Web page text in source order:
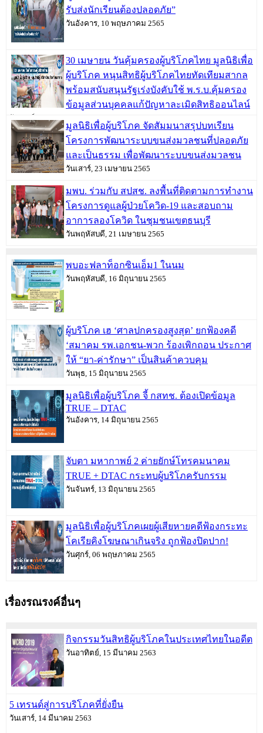
รับส่งนักเรียนต้องปลอดภัย”
วันอังคาร, 10 พฤษภาคม 2565
30 เมษายน วันคุ้มครองผู้บริโภคไทย มูลนิธิเพื่อ
ผู้บริโภค หนุนสิทธิผู้บริโภคไทยทัดเทียมสากล
พร้อมสนับสนุนรัฐเร่งบังคับใช้ พ.ร.บ.คุ้มครอง
ข้อมูลส่วนบุคคลแก้ปัญหาละเมิดสิทธิออนไลน์
มูลนิธิเพื่อผู้บริโภค จัดสัมมนาสรุปบทเรียน
โครงการพัฒนาระบบขนส่งมวลชนที่ปลอดภัย
และเป็นธรรม เพื่อพัฒนาระบบขนส่งมวลชน
วันเสาร์, 23 เมษายน 2565
มพบ. ร่วมกับ สปสช. ลงพื้นที่ติดตามการทำงาน
โครงการดูแลผู้ป่วยโควิด-19 และสอบถาม
อาการลองโควิด ในชุมชนเขตธนบุรี
วันพฤหัสบดี, 21 เมษายน 2565
พบอะฟลาท็อกซินเอ็ม1 ในนม
วันพฤหัสบดี, 16 มิถุนายน 2565
ผู้บริโภค เฮ ‘ศาลปกครองสูงสุด’ ยกฟ้องคดี
‘สมาคม รพ.เอกชน-พวก ร้องเพิกถอน ประกาศ
ให้ “ยา-ค่ารักษา” เป็นสินค้าควบคุม
วันพุธ, 15 มิถุนายน 2565
มูลนิธิเพื่อผู้บริโภค จี้ กสทช. ต้องเปิดข้อมูล
TRUE – DTAC
วันอังคาร, 14 มิถุนายน 2565
จับตา มหากาพย์ 2 ค่ายยักษ์โทรคมนาคม
TRUE + DTAC กระทบผู้บริโภครับกรรม
วันจันทร์, 13 มิถุนายน 2565
มูลนิธิเพื่อผู้บริโภคเผยผู้เสียหายคดีฟ้องกระทะ
โคเรียคิงโฆษณาเกินจริง ถูกฟ้องปิดปาก!
วันศุกร์, 06 พฤษภาคม 2565
เรื่องรณรงค์อื่นๆ
กิจกรรมวันสิทธิผู้บริโภคในประเทศไทยในอดีต
วันอาทิตย์, 15 มีนาคม 2563
5 เทรนด์สู่การบริโภคที่ยั่งยืน
วันเสาร์, 14 มีนาคม 2563